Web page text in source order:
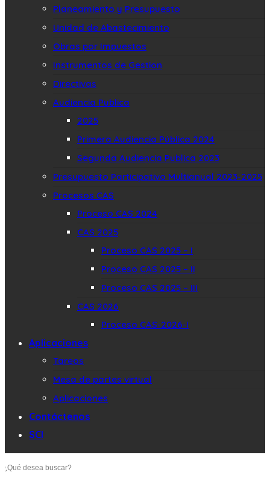
Planeamiento y Presupuesto
Unidad de Abastecimiento
Obras por Impuestos
Instrumentos de Gestion
Directivas
Audiencia Publica
2025
Primera Audiencia Pública 2024
Segunda Audiencia Publica 2023
Presupuesto Participativo Multianual 2023-2025
Procesos CAS
Proceso CAS 2024
CAS 2025
Proceso CAS 2025 – I
Proceso CAS 2025 – II
Proceso CAS 2025 – III
CAS 2026
Proceso CAS-2026-I
Aplicaciones
Tareos
Mesa de partes virtual
Aplicaciones
Contáctenos
SCI